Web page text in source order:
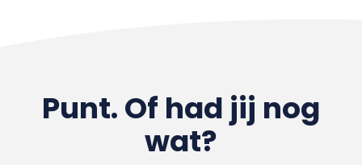
Punt. Of had jij nog
wat?